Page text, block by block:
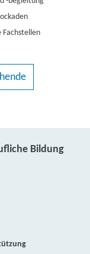
Bildung